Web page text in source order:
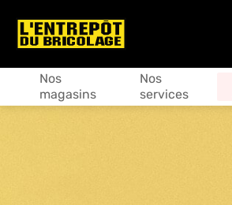
Nos
magasins
Nos
services